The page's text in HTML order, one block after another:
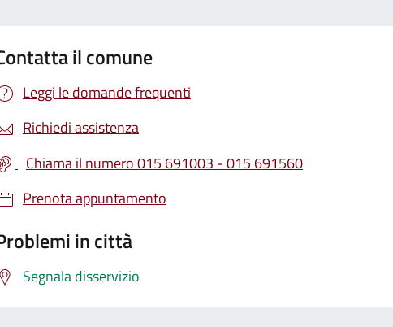
il comune
Leggi le domande frequenti
Richiedi assistenza
Chiama il numero 015 691003 - 015 691560
Prenota appuntamento
in città
Segnala disservizio